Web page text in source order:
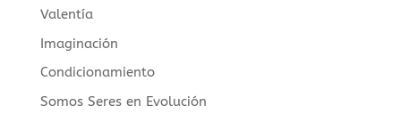
Valentía
Imaginación
Condicionamiento
Somos Seres en Evolución